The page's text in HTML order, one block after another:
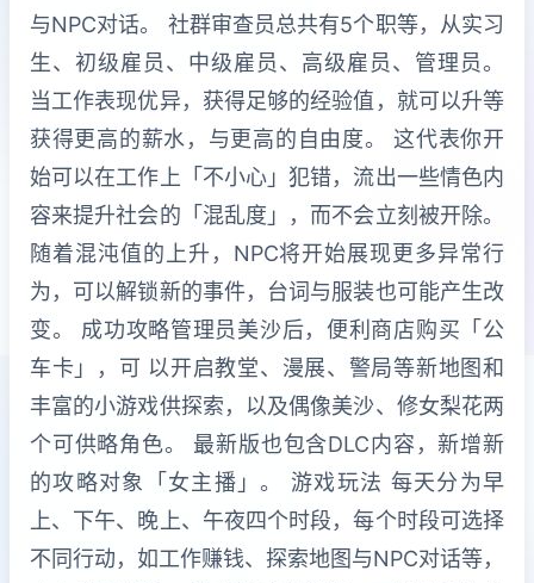
与NPC对话。 社群审查员总共有5个职等，从实习
生、初级雇员、中级雇员、高级雇员、管理员。
当工作表现优异，获得足够的经验值，就可以升等
获得更高的薪水，与更高的自由度。 这代表你开
始可以在工作上「不小心」犯错，流出一些情色内
容来提升社会的「混乱度」，而不会立刻被开除。
随着混沌值的上升，NPC将开始展现更多异常行
为，可以解锁新的事件，台词与服装也可能产生改
变。 成功攻略管理员美沙后，便利商店购买「公
车卡」，可 以开启教堂、漫展、警局等新地图和
丰富的小游戏供探索，以及偶像美沙、修女梨花两
个可供略角色。 最新版也包含DLC内容，新增新
的攻略对象「女主播」。 游戏玩法 每天分为早
上、下午、晚上、午夜四个时段，每个时段可选择
不同行动，如工作赚钱、探索地图与NPC对话等，